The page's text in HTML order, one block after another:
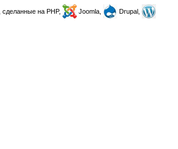
, сделанные на PHP, Joomla,
Drupal,